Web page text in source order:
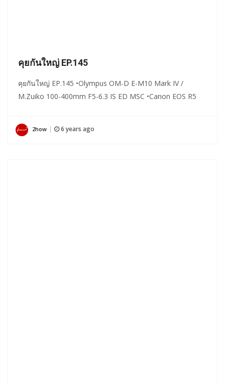
คุยกันใหญ่ EP.145
คุยกันใหญ่ EP.145 •Olympus OM-D E-M10 Mark IV /
M.Zuiko 100-400mm F5-6.3 IS ED MSC •Canon EOS R5
2how 6 years ago